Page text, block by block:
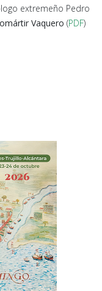
extremeño Pedro
Vaquero (PDF)